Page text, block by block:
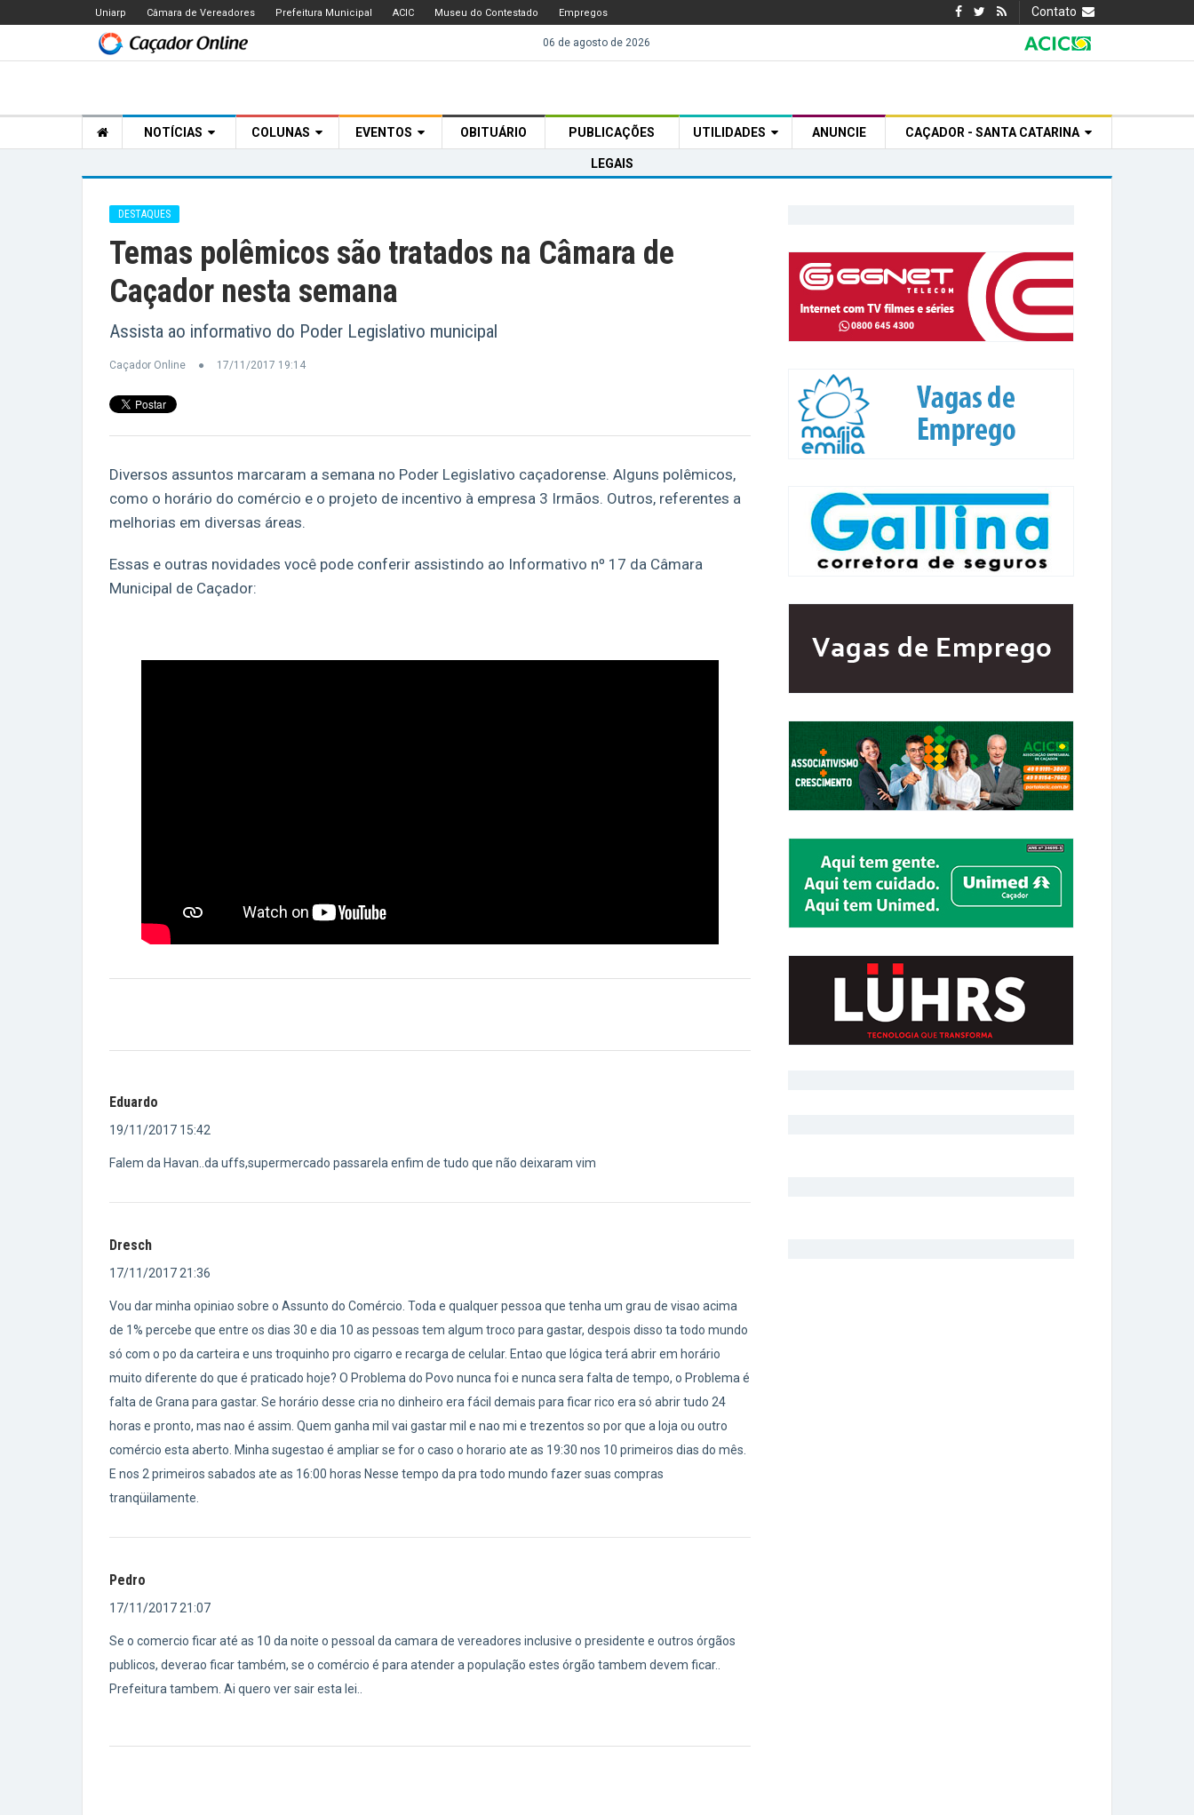
Uniarp Câmara de Vereadores Prefeitura Municipal ACIC Museu do Contestado Empregos Contato
06 de agosto de 2026
NOTÍCIAS COLUNAS EVENTOS OBITUÁRIO PUBLICAÇÕES
LEGAIS
UTILIDADES ANUNCIE CAÇADOR - SANTA CATARINA
DESTAQUES
Temas polêmicos são tratados na Câmara de
Caçador nesta semana
Assista ao informativo do Poder Legislativo municipal
Caçador Online 17/11/2017 19:14
Diversos assuntos marcaram a semana no Poder Legislativo caçadorense. Alguns polêmicos,
como o horário do comércio e o projeto de incentivo à empresa 3 Irmãos. Outros, referentes a
melhorias em diversas áreas.
Essas e outras novidades você pode conferir assistindo ao Informativo nº 17 da Câmara
Municipal de Caçador:
Eduardo
19/11/2017 15:42
Falem da Havan..da uffs,supermercado passarela enfim de tudo que não deixaram vim
Dresch
17/11/2017 21:36
Vou dar minha opiniao sobre o Assunto do Comércio. Toda e qualquer pessoa que tenha um grau de visao acima
de 1% percebe que entre os dias 30 e dia 10 as pessoas tem algum troco para gastar, despois disso ta todo mundo
só com o po da carteira e uns troquinho pro cigarro e recarga de celular. Entao que lógica terá abrir em horário
muito diferente do que é praticado hoje? O Problema do Povo nunca foi e nunca sera falta de tempo, o Problema é
falta de Grana para gastar. Se horário desse cria no dinheiro era fácil demais para ficar rico era só abrir tudo 24
horas e pronto, mas nao é assim. Quem ganha mil vai gastar mil e nao mi e trezentos so por que a loja ou outro
comércio esta aberto. Minha sugestao é ampliar se for o caso o horario ate as 19:30 nos 10 primeiros dias do mês.
E nos 2 primeiros sabados ate as 16:00 horas Nesse tempo da pra todo mundo fazer suas compras
tranqüilamente.
Pedro
17/11/2017 21:07
Se o comercio ficar até as 10 da noite o pessoal da camara de vereadores inclusive o presidente e outros órgãos
publicos, deverao ficar também, se o comércio é para atender a população estes órgão tambem devem ficar..
Prefeitura tambem. Ai quero ver sair esta lei..